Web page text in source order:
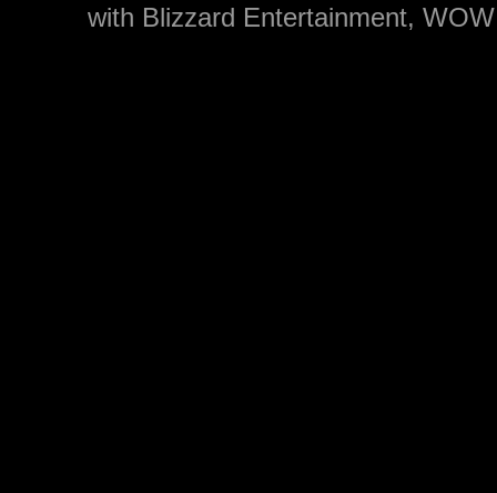
with Blizzard Entertainment,